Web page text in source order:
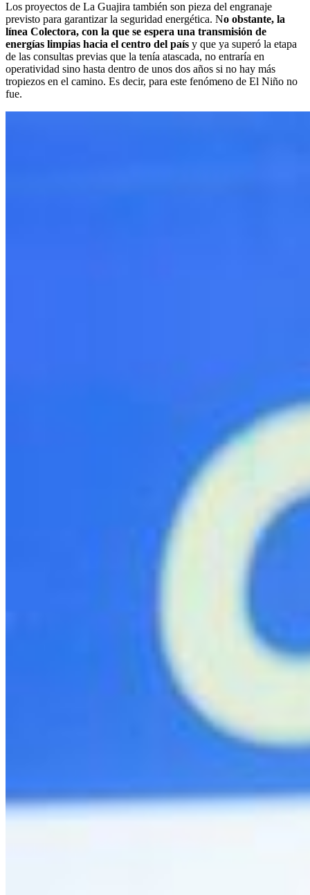
Los proyectos de La Guajira también son pieza del engranaje
previsto para garantizar la seguridad energética. No obstante, la
línea Colectora, con la que se espera una transmisión de
energías limpias hacia el centro del país y que ya superó la etapa
de las consultas previas que la tenía atascada, no entraría en
operatividad sino hasta dentro de unos dos años si no hay más
tropiezos en el camino. Es decir, para este fenómeno de El Niño no
fue.